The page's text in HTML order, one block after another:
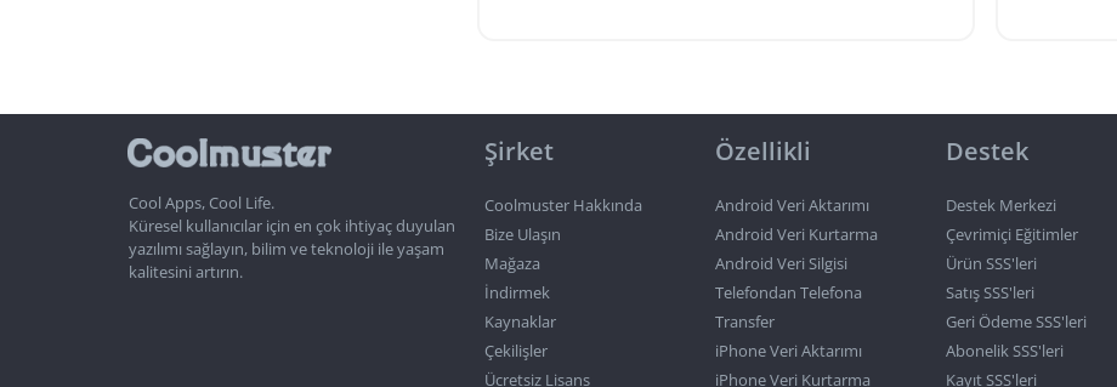
Cool Apps, Cool Life.
Küresel kullanıcılar için en çok ihtiyaç duyulan
yazılımı sağlayın, bilim ve teknoloji ile yaşam
kalitesini artırın.
Şirket
Coolmuster Hakkında
Bize Ulaşın
Mağaza
İndirmek
Kaynaklar
Çekilişler
Ücretsiz Lisans
Özellikli
Android Veri Aktarımı
Android Veri Kurtarma
Android Veri Silgisi
Telefondan Telefona
Transfer
iPhone Veri Aktarımı
iPhone Veri Kurtarma
Destek
Destek Merkezi
Çevrimiçi Eğitimler
Ürün SSS'leri
Satış SSS'leri
Geri Ödeme SSS'leri
Abonelik SSS'leri
Kayıt SSS'leri